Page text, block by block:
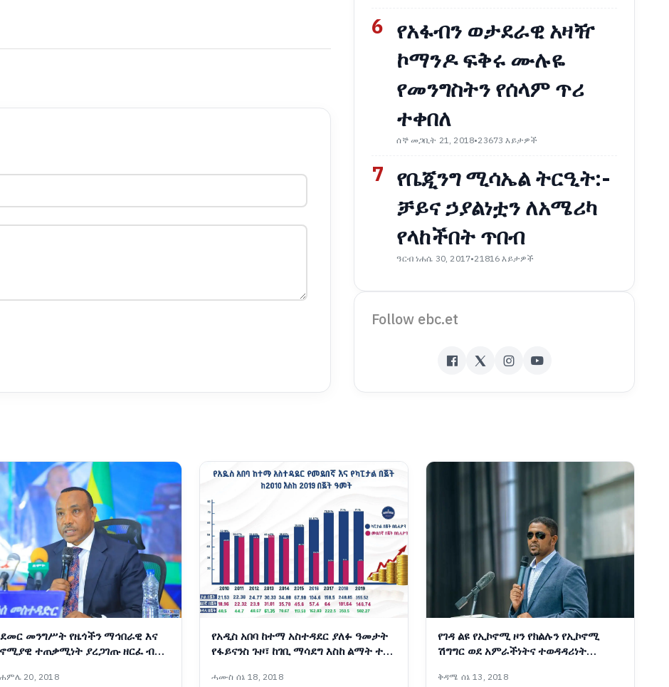
6 የአፋብን ወታደራዊ አዛዥ
ኮማንዶ ፍቅሩ ሙሉዬ
የመንግስትን የሰላም ጥሪ
ተቀበለ
ሰኞ መጋቢት 21, 2018•23673 እይታዎች
7 የቤጂንግ ሚሳኤል ትርዒት:-
ቻይና ኃያልነቷን ለአሜሪካ
የላከችበት ጥበብ
ዓርብ ነሐሴ 30, 2017•21816 እይታዎች
Follow ebc.et
መንግሥት የዜጎችን ማኅበራዊ እና
ተጠቃሚነት ያረጋገጡ ዘርፈ ብዙ
ኢንጂነር ነጋሽ ዋጌሾ (ዶ/ር)
20, 2018
የአዲስ አበባ ከተማ አስተዳደር ያለፉ ዓመታት
የፋይናንስ ጉዞ፣ ከገቢ ማሳደግ እስከ ልማት ተኮር
ሓሙስ ሰኔ 18, 2018
የገዳ ልዩ የኢኮኖሚ ዞን የክልሉን የኢኮኖሚ
ሽግግር ወደ አምራችነትና ተወዳዳሪነት
መስተዳድር ሽመልስ አብዲሳ
ቅዳሜ ሰኔ 13, 2018